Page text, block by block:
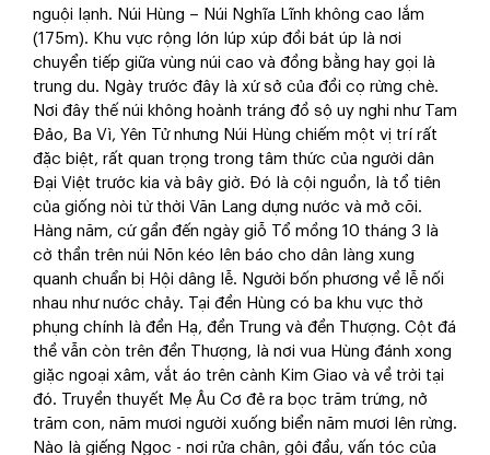
nguội lạnh. Núi Hùng – Núi Nghĩa Lĩnh không cao lắm
(175m). Khu vực rộng lớn lúp xúp đồi bát úp là nơi
chuyển tiếp giữa vùng núi cao và đồng bằng hay gọi là
trung du. Ngày trước đây là xứ sở của đồi cọ rừng chè.
Nơi đây thế núi không hoành tráng đồ sộ uy nghi như Tam
Đảo, Ba Vì, Yên Tử nhưng Núi Hùng chiếm một vị trí rất
đặc biệt, rất quan trọng trong tâm thức của người dân
Đại Việt trước kia và bây giờ. Đó là cội nguồn, là tổ tiên
của giống nòi từ thời Văn Lang dựng nước và mở cõi.
Hàng năm, cứ gần đến ngày giỗ Tổ mồng 10 tháng 3 là
cờ thần trên núi Nõn kéo lên báo cho dân làng xung
quanh chuẩn bị Hội dâng lễ. Người bốn phương về lễ nối
nhau như nước chảy. Tại đền Hùng có ba khu vực thờ
phụng chính là đền Hạ, đền Trung và đền Thượng. Cột đá
thề vẫn còn trên đền Thượng, là nơi vua Hùng đánh xong
giặc ngoại xâm, vắt áo trên cành Kim Giao và về trời tại
đó. Truyền thuyết Mẹ Âu Cơ đẻ ra bọc trăm trứng, nở
trăm con, năm mươi người xuống biển năm mươi lên rừng.
Nào là giếng Ngọc - nơi rửa chân, gội đầu, vấn tóc của